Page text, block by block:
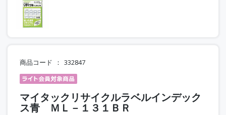
商品コード 332847
マイタックリサイクルラベルインデック
ス青 ＭＬ－１３１ＢＲ